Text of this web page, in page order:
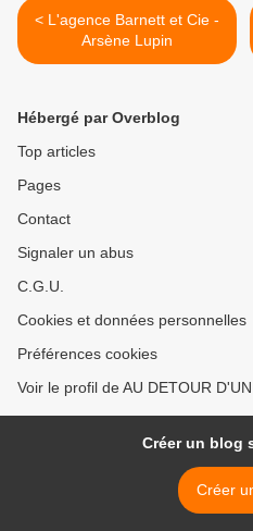
< L'agence Barnett et Cie -
Arsène Lupin
Hébergé par Overblog
Top articles
Pages
Contact
Signaler un abus
C.G.U.
Cookies et données personnelles
Préférences cookies
Voir le profil de AU DETOUR
Créer un blog
Créer